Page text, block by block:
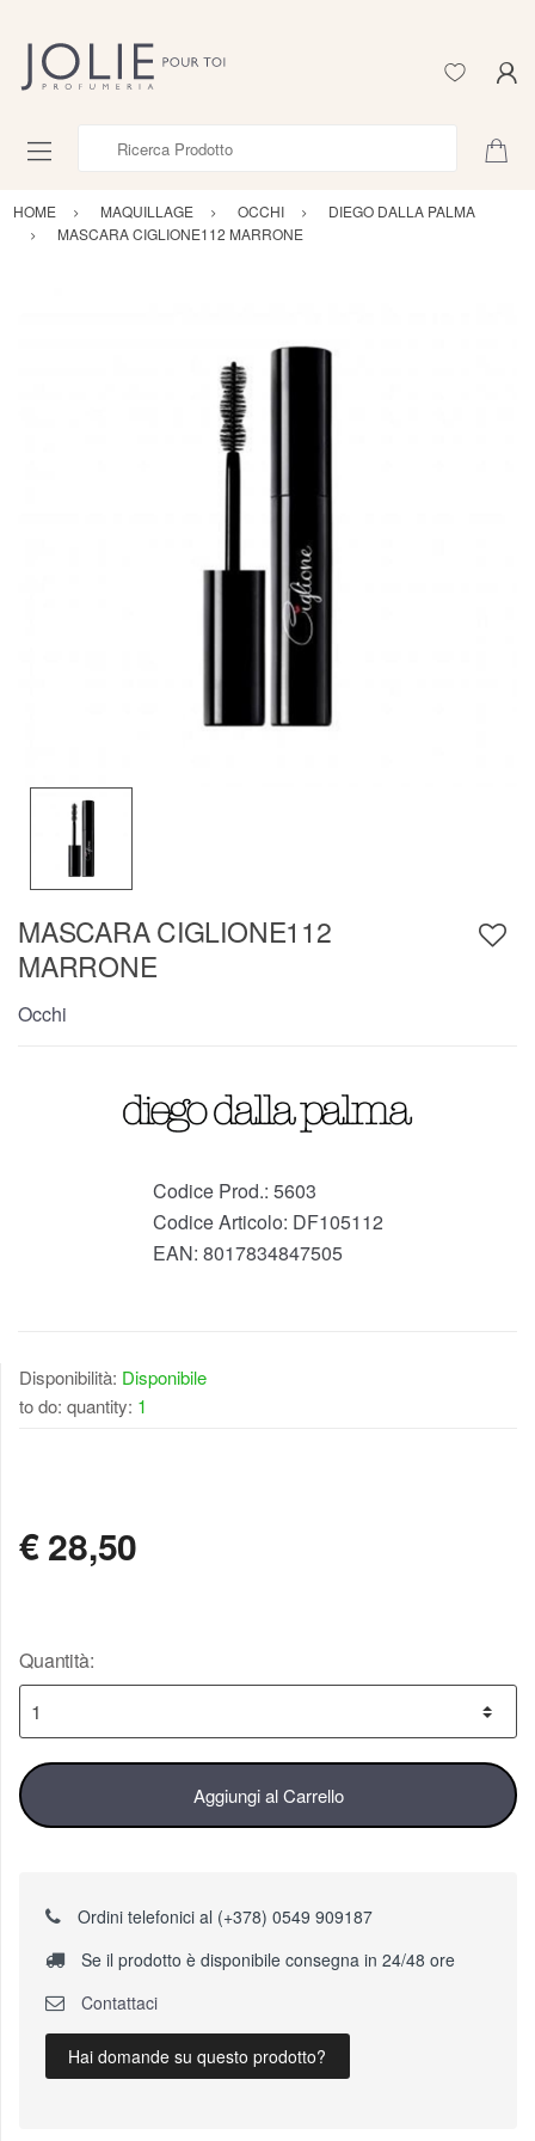
HOME MAQUILLAGE OCCHI
DIEGO DALLA PALMA
MASCARA CIGLIONE112 MARRONE
MASCARA CIGLIONE112
MARRONE
Occhi
Codice Prod.: 5603
Codice Articolo: DF105112
EAN: 8017834847505
Disponibilità: Disponibile
to do: quantity: 1
€28,50
Quantità:
Aggiungi al Carrello
Ordini telefonici al (+378) 0549 909187
Se il prodotto è disponibile consegna in 24/48 ore
Contattaci
Hai domande su questo prodotto?